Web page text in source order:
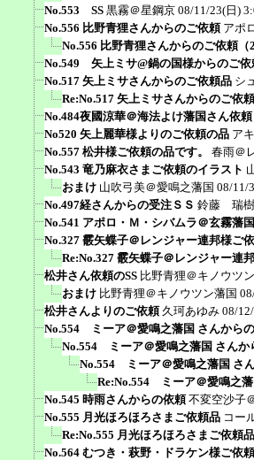
No.553 SS 黒霧＠星鋼京 08/11/23(日)
No.556 比野青狸さんからのご依頼 アポ
No.556 比野青狸さんからのご依頼（2
No.549 矢上ミサ@鍋の国様からのご依
No.517 矢上ミサさんからのご依頼品 シ
Re:No.517 矢上ミサさんからのご依
No.484夜國涼華＠海法よけ藩国さん依
No520 矢上麗華様よりのご依頼の品 ア
No.557 松井様ご依頼の品です。
春雨＠
No.543 竜乃麻衣さまご依頼のイラスト
おまけ 山吹弓美＠愛鳴之藩国 08/11/
No.497経さんからの受注ＳＳ 鈴藤 瑞樹
No.541 アポロ・Ｍ・シバムラ＠玄霧藩
No.327 霰矢蝶子＠レンジャー連邦様ご
Re:No.327 霰矢蝶子＠レンジャー連
松井さん依頼のSS 比野青狸＠キノウツ
おまけ 比野青狸＠キノウツン藩国
松井さんよりのご依頼 久珂あゆみ 08/
No.554 ミーア＠愛鳴之藩国 さんから
No.554 ミーア＠愛鳴之藩国 さん
No.554 ミーア＠愛鳴之藩国 さ
Re:No.554 ミーア＠愛鳴之
No.545 時雨さんからの依頼 不変空沙子
No.555 月光ほろほろさまご依頼品 コー
Re:No.555 月光ほろほろさまご依頼品
No.564 むつき・萩野・ドラケン様ご依